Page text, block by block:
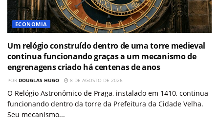
ECONOMIA
Um relógio construído dentro de uma torre medieval
continua funcionando graças a um mecanismo de
engrenagens criado há centenas de anos
POR DOUGLAS HUGO 8 DE AGOSTO DE 2026
O Relógio Astronômico de Praga, instalado em 1410, continua
funcionando dentro da torre da Prefeitura da Cidade Velha.
Seu mecanismo...